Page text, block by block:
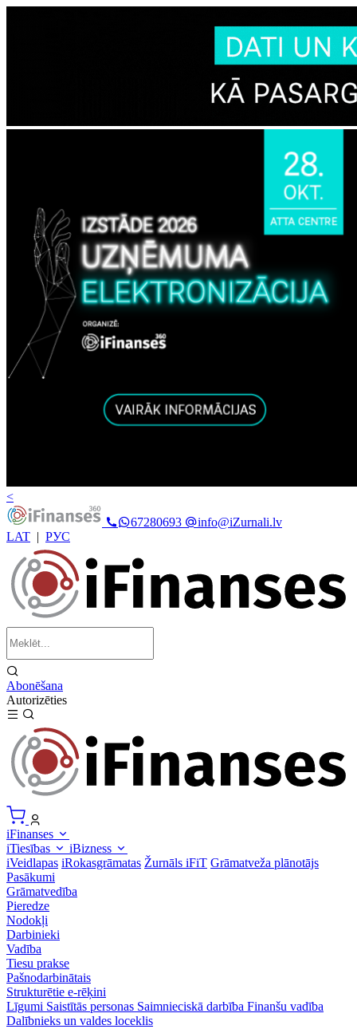
<
67280693
info@iZurnali.lv
LAT | РУС
Abonēšana
Autorizēties
iFinanses
iTiesības
iBizness
iVeidlapas iRokasgrāmatas Žurnāls iFiT Grāmatveža plānotājs
Pasākumi
Grāmatvedība
Pieredze
Nodokļi
Darbinieki
Vadība
Tiesu prakse
Pašnodarbinātais
Strukturētie e-rēķini
Līgumi Saistītās personas Saimnieciskā darbība Finanšu vadība
Dalībnieks un valdes loceklis